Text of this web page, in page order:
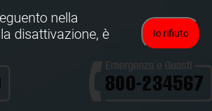
Io rifiuto
nella
disattivazione, è